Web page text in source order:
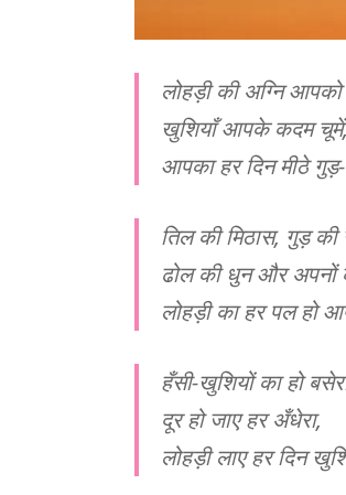
लोहड़ी की अग्नि
खुशियाँ आपके कदम चूमें,
आपका हर दिन मीठे
तिल की मिठास, गुड़
ढोल की धुन और
लोहड़ी का हर पल हो
हँसी-खुशियों का हो
दूर हो जाए हर अँधेरा,
लोहड़ी लाए हर दिन